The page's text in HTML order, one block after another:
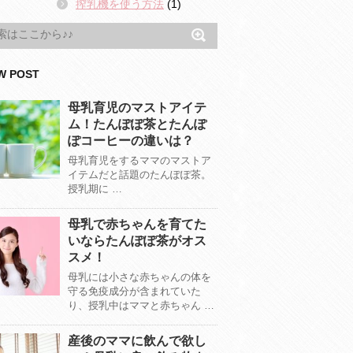
搾乳機を使う方法 (1)
POST
母乳育児のマストアイテ
ム！たんぽぽ茶とたんぽ
ぽコーヒーの違いは？
母乳育児をするママのマストア
イテムだと話題のたんぽぽ茶。
授乳期に …
母乳で赤ちゃんを育てた
いならたんぽぽ茶がオス
スメ！
母乳には小さな赤ちゃんの体を
守る免疫成分が含まれていた
り、授乳中はママと赤ちゃん …
産後のママに飲んで欲し